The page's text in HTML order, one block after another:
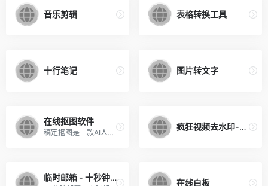
音乐剪辑 表格转换工具
十行笔记 图片转文字
在线抠图软件
稿定抠图是一款AI人工智能在线自动抠图工具，不管是证件照换底色，还是复杂图片换背景，不用PS，就能轻松实现ps抠图效果。3秒一键抠图，就在稿定抠图。
疯狂视频去水印-短视频去水印解析下载
临时邮箱 - 十秒钟内收到邮件
在线白板